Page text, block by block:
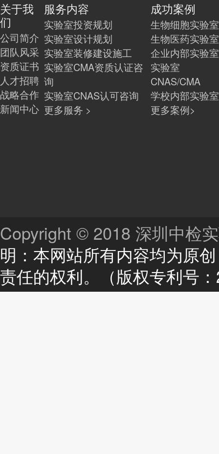
关于我
们
公司简介
团队风采
资质证书
人才招聘
战略合作
新闻中心
服务内容
实验室投资规划
实验室设计规划
实验室装修建设施工
实验室CMA资质认证咨
询
实验室CNAS认可咨询
更多服务 >
成功案例
生物细胞实验室
生物医药实验室
企业内部实验室
实验室
CNAS/CMA
学校内部实验室
更多案例>
Copyright © 2018 深圳中检
明：本网站所有内容均为原
责任的权利。（版权专利号